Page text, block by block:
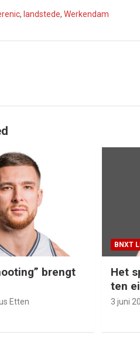
, landstede, Werkendam
brengt
Etten
BNXT
Het
ten
3 juni